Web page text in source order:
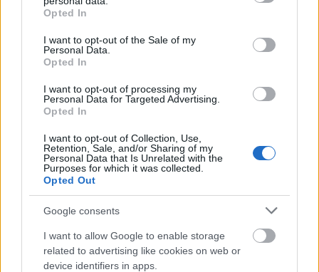
grant or deny consent to Google and its third-party tags to
use your data for below specified purposes in below Google
consent section.
Opted In
I want to opt-out of the Sale of my
Personal Data.
Opted In
I want to opt-out of processing my
Personal Data for Targeted Advertising.
Opted In
I want to opt-out of Collection, Use,
Retention, Sale, and/or Sharing of my
Personal Data that Is Unrelated with the
Purposes for which it was collected.
Opted Out
Google consents
I want to allow Google to enable storage
related to advertising like cookies on web or
device identifiers in apps.
A médiában örök dilemma, hogy milyen
szerkesztőségeket tartson fenn egy kiadó: olyat, ami
döntően saját anyagokkal dolgozik, vagy olyat, ami
inkább csak átveszi azokat. Ez egy presztízs jellegű
kérdés lehet, miközben kőkeményen anyagi is. A
oknyomozó újságírásnál az újságíró hetekig, akár
hónapokig dolgozik egy ügy feltérképezésén, az
adatok leellenőrzésén, és ez rengeteg pénzbe kerül.